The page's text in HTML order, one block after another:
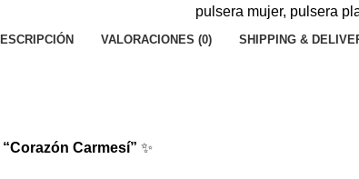
pulsera mujer, pulsera
VALORACIONES (0) SHIPPING &
Carmesí” ✨